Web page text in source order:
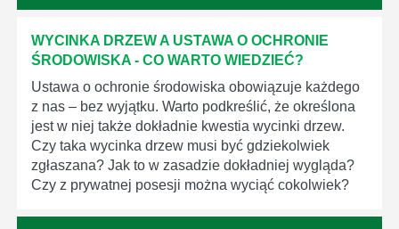
WYCINKA DRZEW A USTAWA O OCHRONIE
ŚRODOWISKA - CO WARTO WIEDZIEĆ?
Ustawa o ochronie środowiska obowiązuje każdego
z nas – bez wyjątku. Warto podkreślić, że określona
jest w niej także dokładnie kwestia wycinki drzew.
Czy taka wycinka drzew musi być gdziekolwiek
zgłaszana? Jak to w zasadzie dokładniej wygląda?
Czy z prywatnej posesji można wyciąć cokolwiek?